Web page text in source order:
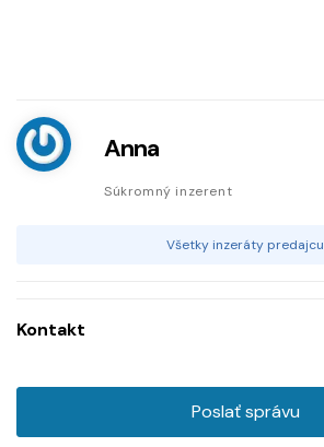
Anna
Súkromný inzerent
Všetky inzeráty predajcu
Kontakt
Poslať správu